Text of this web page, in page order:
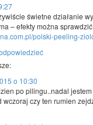
świetne działanie
– efekty można
polski-peeling-
o 10:30
po pilingu..nadal
wczoraj czy ten rumien